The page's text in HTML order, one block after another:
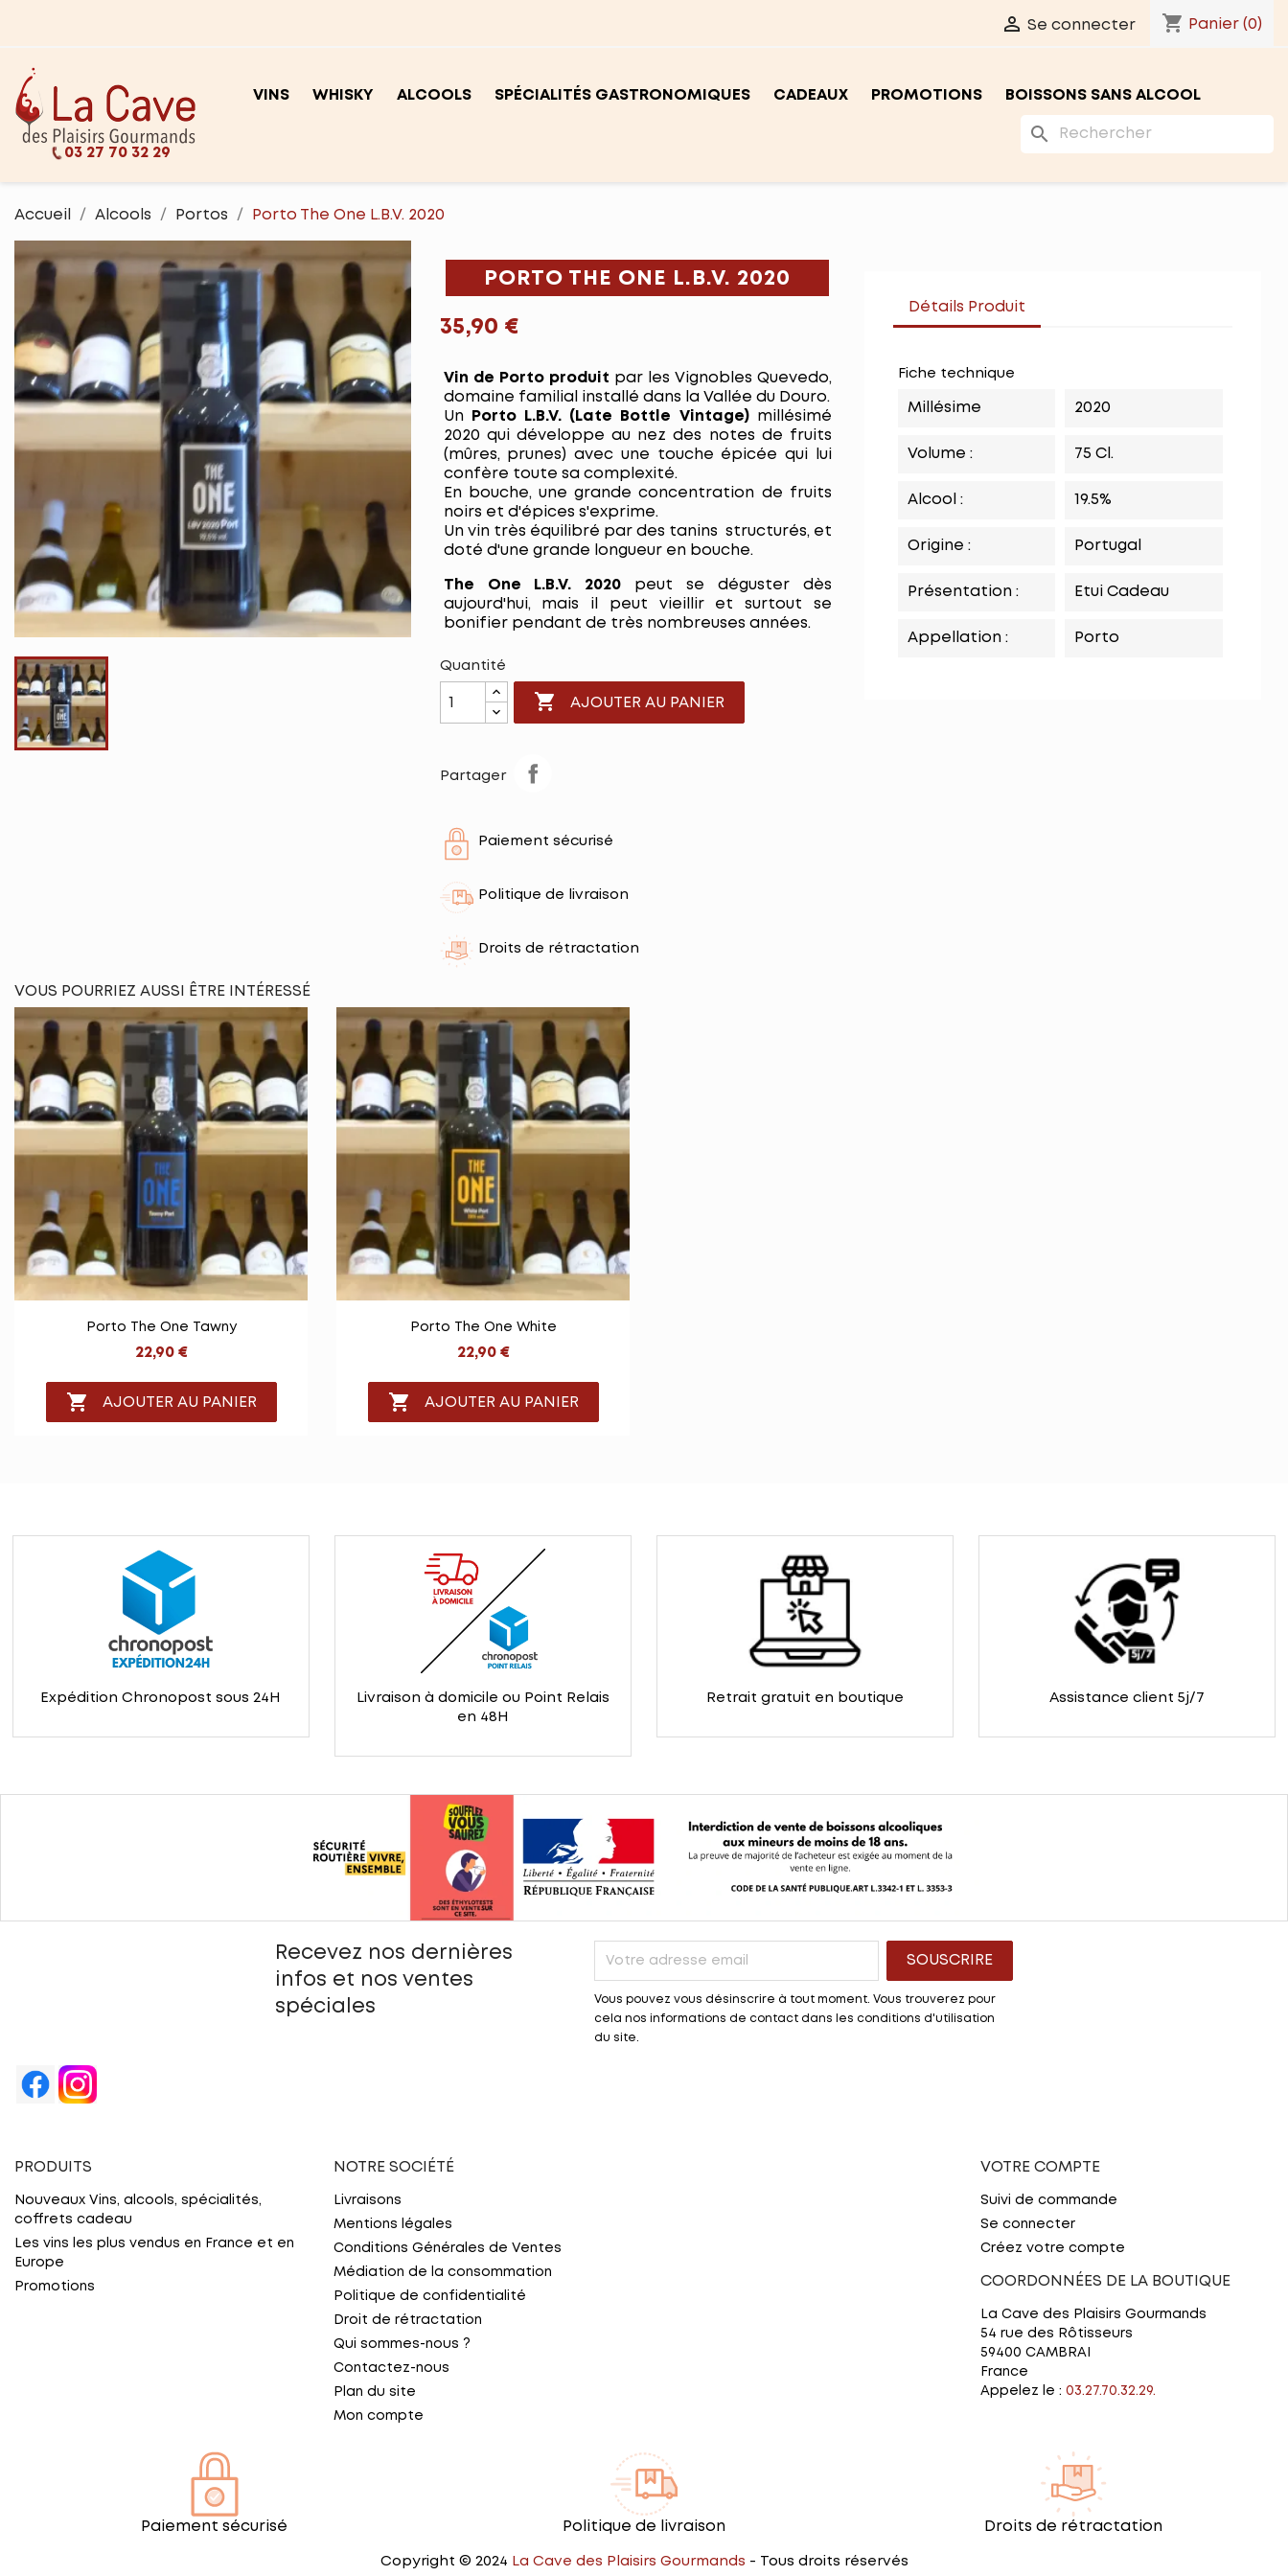
 Se connecter shopping_cart Panier (0)
03 27 70 32 29
VINS WHISKY ALCOOLS SPÉCIALITÉS GASTRONOMIQUES CADEAUX PROMOTIONS BOISSONS SANS ALCOOL
search
Accueil Alcools Portos Porto The One L.B.V. 2020
PORTO THE ONE L.B.V. 2020
35,90 €
Vin de Porto produit par les Vignobles Quevedo,
domaine familial installé dans la Vallée du Douro.
Un
Porto L.B.V. (Late Bottle Vintage) millésimé
2020 qui développe au nez des notes de fruits
(mûres, prunes) avec une touche épicée qui lui
confère toute sa complexité.
En bouche, une grande concentration de fruits
noirs et d'épices s'exprime.
Un vin très équilibré par des tanins structurés, et
doté d'une grande longueur en bouche.
The One L.B.V. 2020 peut se déguster dès
aujourd'hui, mais il peut vieillir et surtout se
bonifier pendant de très nombreuses années.
Quantité
 AJOUTER AU PANIER
Partager
Paiement sécurisé
Politique de livraison
Droits de rétractation
Détails Produit
Fiche technique
Millésime 2020
Volume : 75 Cl.
Alcool : 19.5%
Origine : Portugal
Présentation : Etui Cadeau
Appellation : Porto
VOUS POURRIEZ AUSSI ÊTRE INTÉRESSÉ
 Vue rapide
Porto The One Tawny
22,90 €
 AJOUTER AU PANIER
 Vue rapide
Porto The One White
22,90 €
 AJOUTER AU PANIER
Expédition Chronopost sous 24H
Livraison à domicile ou Point Relais
en 48H
Retrait gratuit en boutique Assistance client 5j/7
Recevez nos dernières
infos et nos ventes
spéciales
Vous pouvez vous désinscrire à tout moment. Vous trouverez pour
cela nos informations de contact dans les conditions d'utilisation
du site.
PRODUITS
Nouveaux Vins, alcools, spécialités,
coffrets cadeau
Les vins les plus vendus en France et en
Europe
Promotions
NOTRE SOCIÉTÉ
Livraisons
Mentions légales
Conditions Générales de Ventes
Médiation de la consommation
Politique de confidentialité
Droit de rétractation
Qui sommes-nous ?
Contactez-nous
Plan du site
Mon compte
VOTRE COMPTE
Suivi de commande
Se connecter
Créez votre compte
COORDONNÉES DE LA BOUTIQUE
La Cave des Plaisirs Gourmands
54 rue des Rôtisseurs
59400 CAMBRAI
France
Appelez le : 03.27.70.32.29.
Paiement sécurisé Politique de livraison Droits de rétractation
Copyright © 2024 La Cave des Plaisirs Gourmands - Tous droits réservés